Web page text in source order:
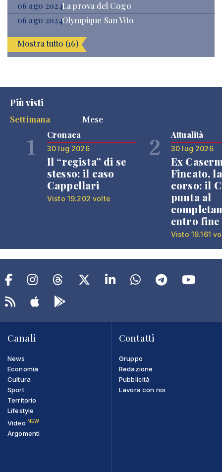
06 ago 2024La prova del Cogo
06 ago 2024Olympique San Vito
Mostra tutto (16)
Più visti
Settimana
Mese
1 Cronaca
30 lug 2026
Il “regista” di se
stesso: il caso
Cappellari
Visto 19.202 volte
2 Attualità
30 lug 2026
Ex
Fincato,
corso: il
punta al
entro fine
Visto 19.161
Canali
News
Economia
Cultura
Sport
Territorio
Lifestyle
Video NEW
Argomenti
Contatti
Gruppo
Redazione
Pubblicità
Lavora con noi